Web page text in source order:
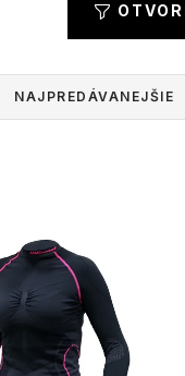
NAJPREDÁVANEJŠIE